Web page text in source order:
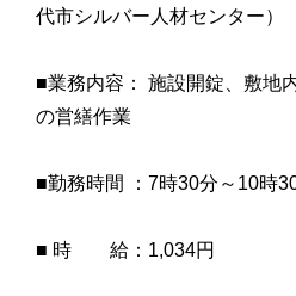
代市シルバー人材センター）
■業務内容： 施設開錠、敷地
の営繕作業
■勤務時間 ：7時30分～10時
■ 時 給：1,034円